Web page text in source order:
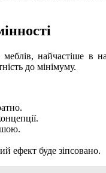
найчастіше
до мінімуму.
ефект буде зіпсовано.